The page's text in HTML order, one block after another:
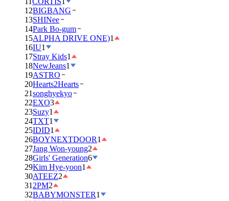
12BIGBANG
13SHINee
14Park Bo-gum
15ALPHA DRIVE ONE)1
16IU1
17Stray Kids1
18NewJeans1
19ASTRO
20Hearts2Hearts
21songhyekyo
22EXO3
23Suzy1
24TXT1
25IDID1
26BOYNEXTDOOR1
27Jang Won-young2
28Girls' Generation6
29Kim Hye-yoon1
30ATEEZ2
31 2PM2
32BABYMONSTER1